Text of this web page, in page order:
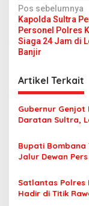
N
a
v
i
g
a
s
i
p
o
s
Pos sebelumnya
Kapolda Sultra
Personel Polres
Siaga 24 Jam di
Banjir
Artikel Terkait
Gubernur Genjot
Daratan Sultra,
Tiga Kabupaten
Bupati Bombana
Jalur Dewan
Korupsi
Satlantas Polres
Hadir di Titik